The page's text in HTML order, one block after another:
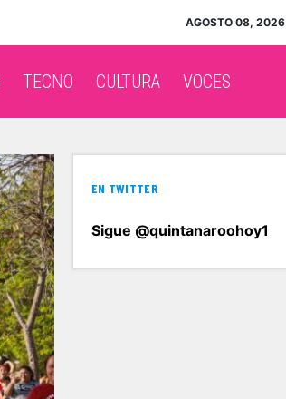
AGOSTO 08, 2026
TECNO CULTURA VOCES
EN TWITTER
Sigue @quintanaroohoy1